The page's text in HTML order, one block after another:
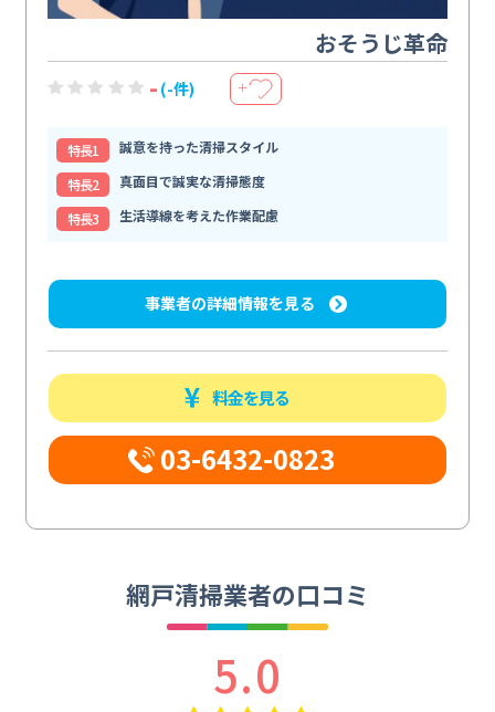
おそうじ革命
- (-件) ＋
特⻑1
誠意を持った清掃スタイル
特⻑2
真面目で誠実な清掃態度
特⻑3
生活導線を考えた作業配慮
事業者の詳細情報を見る
料金を見る
03-6432-0823
網戸清掃業者の口コミ
5.0